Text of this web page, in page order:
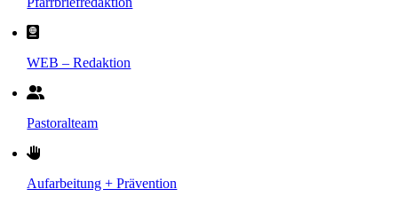
WEB – Redaktion
Pastoralteam
Aufarbeitung + Prävention